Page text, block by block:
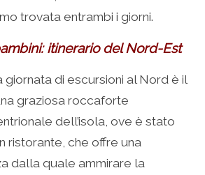
trovata entrambi i giorni.
itinerario del Nord-Est
di escursioni al Nord è il
graziosa roccaforte
dell’isola, ove è stato
ristorante, che offre una
dalla quale ammirare la